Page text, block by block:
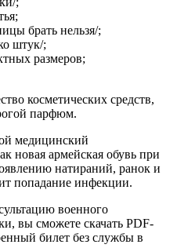
брать нельзя/;
штук/;
размеров;
косметических средств,
парфюм.
медицинский
новая армейская обувь при
натираний, ранок и
попадание инфекции.
военного
вы сможете скачать PDF-
билет без службы в